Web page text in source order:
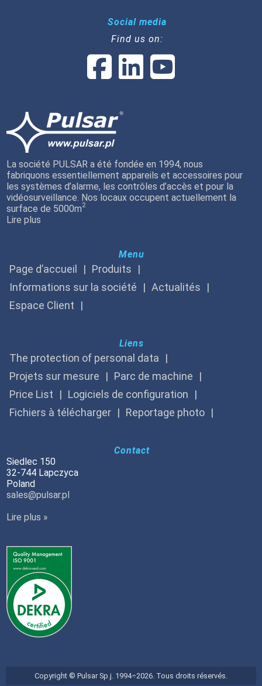
Social media
Find us on:
La société PULSAR a été fondée en 1994, nous
fabriquons essentiellement appareils et accessoires pour
les systèmes d’alarme, les contrôles d’accès et pour la
vidéosurveillance. Nos locaux occupent actuellement la
surface de 5000m2
Lire plus
Menu
Page d’accueil
Produits
Informations sur la société
Actualités
Espace Client
Liens
The protection of personal data
Projets sur mesure
Parc de machine
Price List
Logiciels de configuration
Fichiers à télécharger
Reportage photo
Contact
Siedlec 150
32-744 Lapczyca
Poland
sales@pulsar.pl
Lire plus »
Copyright © Pulsar Sp.j. 1994÷2026. Tous droits réservés.